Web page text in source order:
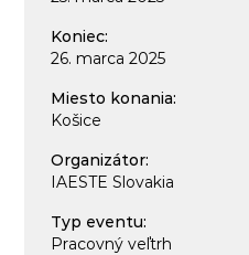
Koniec:
26. marca 2025
Miesto konania:
Košice
Organizátor:
IAESTE Slovakia
Typ eventu:
Pracovný veľtrh